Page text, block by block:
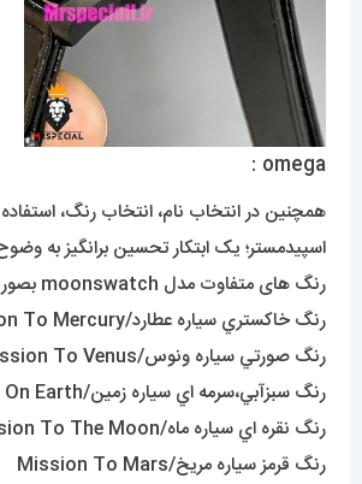
omega :
همچنین در انتخاب نام، انتخاب رنگ،
اسپیدمستر؛ یک ابتکار تحسین برانگیز به
رنگ های متفاوت مدل moonswatch بصورت زیر است:
رنگ خاکستري سياره عطارد/Mission To Mercury
رنگ صورتي سياره ونوس/Mission To Venus
رنگ سبزآبي،سرمه اي سياره زمين/Mission On Earth
رنگ نقره اي سياره ماه/Mission To The Moon
رنگ قرمز سياره مريخ/Mission To Mars